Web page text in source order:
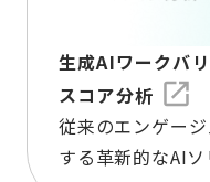
生成AIワークバ
スコア分析
従来のエンゲー
する革新的なAI